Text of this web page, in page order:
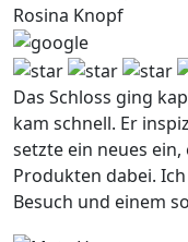
Rosina Knopf
Das Schloss ging
kam schnell. Er
setzte ein neues
Produkten dabei.
Besuch und einem